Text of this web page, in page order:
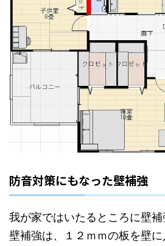
防音対策にもなった壁補強
我が家ではいたるところに壁補
壁補強は、１２ｍｍの板を壁